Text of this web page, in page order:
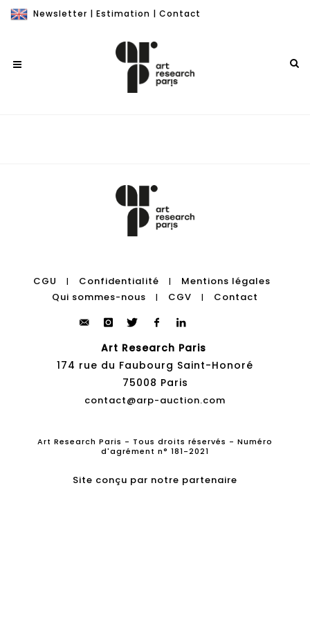
Newsletter | Estimation | Contact
CGU | Confidentialité |
Mentions légales
Qui sommes-nous
| CGV | Contact
Art Research Paris
174 rue du Faubourg Saint-Honoré
75008 Paris
contact@arp-auction.com
Art Research Paris - Tous droits réservés - Numéro
d'agrément n° 181-2021
Site conçu par notre partenaire